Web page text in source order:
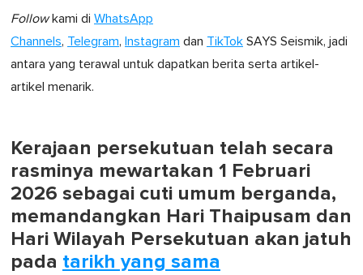
Followkami di WhatsApp
Channels, Telegram, Instagram dan TikTok SAYS Seismik, jadi
antara yang terawal untuk dapatkan berita serta artikel-
artikel menarik.
Kerajaan persekutuan telah secara
rasminya mewartakan 1 Februari
2026 sebagai cuti umum berganda,
memandangkan Hari Thaipusam dan
Hari Wilayah Persekutuan akan jatuh
pada tarikh yang sama